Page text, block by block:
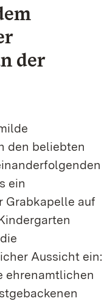
der
den beliebten
ein
Grabkapelle auf
Aussicht ein:
ehrenamtlichen